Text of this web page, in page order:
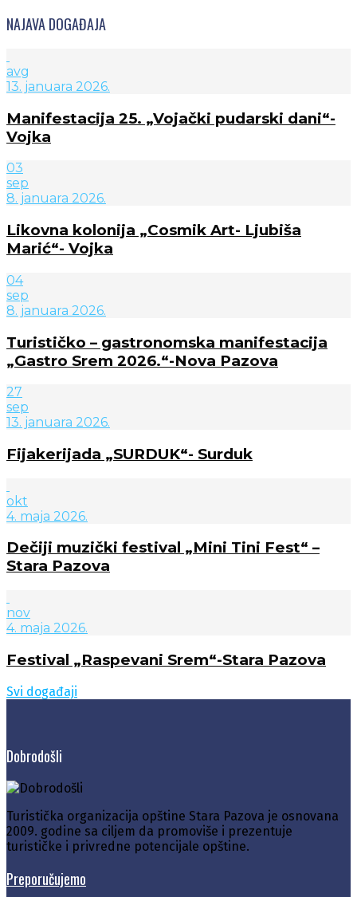
NAJAVA DOGAĐAJA
avg
13. januara 2026.
Manifestacija 25. „Vojački pudarski dani“-
Vojka
03
sep
8. januara 2026.
Likovna kolonija „Cosmik Art- Ljubiša
Marić“- Vojka
04
sep
8. januara 2026.
Turističko – gastronomska manifestacija
„Gastro Srem 2026.“-Nova Pazova
27
sep
13. januara 2026.
Fijakerijada „SURDUK“- Surduk
okt
4. maja 2026.
Dečiji muzički festival „Mini Tini Fest“ –
Stara Pazova
nov
4. maja 2026.
Festival „Raspevani Srem“-Stara Pazova
Svi događaji
Dobrodošli
Turistička organizacija opštine Stara Pazova je osnovana
2009. godine sa ciljem da promoviše i prezentuje
turističke i privredne potencijale opštine.
Preporučujemo